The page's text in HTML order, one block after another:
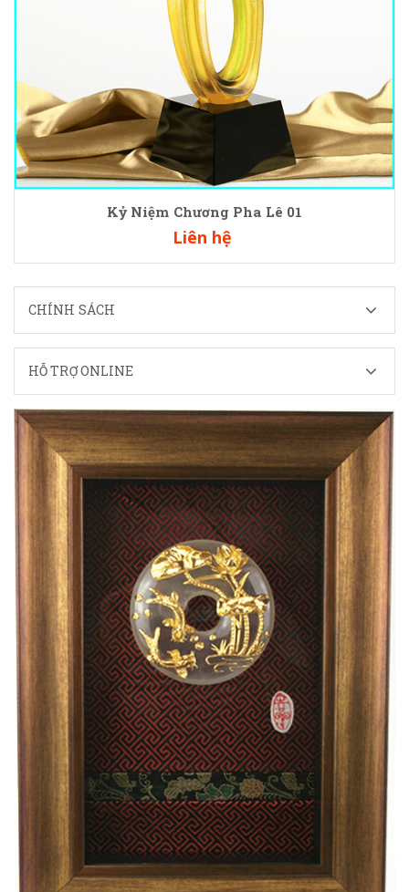
Kỷ Niệm Chương Pha Lê 01
Liên hệ
CHÍNH SÁCH
HỖ TRỢ ONLINE